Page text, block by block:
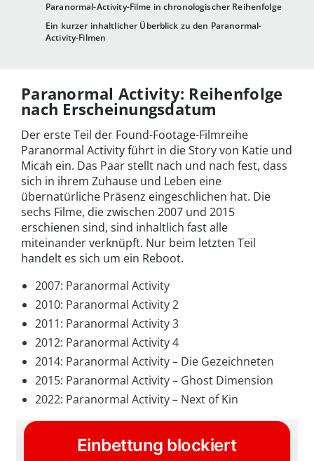
Paranormal-Activity-Filme in chronologischer Reihenfolge
Ein kurzer inhaltlicher Überblick zu den Paranormal-
Activity-Filmen
Paranormal Activity: Reihenfolge
nach Erscheinungsdatum
Der erste Teil der Found-Footage-Filmreihe
Paranormal Activity führt in die Story von Katie und
Micah ein. Das Paar stellt nach und nach fest, dass
sich in ihrem Zuhause und Leben eine
übernatürliche Präsenz eingeschlichen hat. Die
sechs Filme, die zwischen 2007 und 2015
erschienen sind, sind inhaltlich fast alle
miteinander verknüpft. Nur beim letzten Teil
handelt es sich um ein Reboot.
2007: Paranormal Activity
2010: Paranormal Activity 2
2011: Paranormal Activity 3
2012: Paranormal Activity 4
2014: Paranormal Activity – Die Gezeichneten
2015: Paranormal Activity – Ghost Dimension
2022: Paranormal Activity – Next of Kin